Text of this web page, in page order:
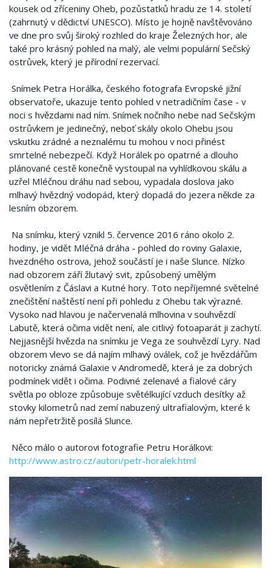
kousek od zříceniny Oheb, pozůstatků hradu ze 14. století
(zahrnutý v dědictví UNESCO). Místo je hojně navštěvováno
ve dne pro svůj široký rozhled do kraje Železných hor, ale
také pro krásný pohled na malý, ale velmi populární Sečský
ostrůvek, který je přírodní rezervací.
Snímek Petra Horálka, českého fotografa Evropské jižní
observatoře, ukazuje tento pohled v netradičním čase - v
noci s hvězdami nad ním. Snímek nočního nebe nad Sečským
ostrůvkem je jedinečný, neboť skály okolo Ohebu jsou
vskutku zrádné a neznalému tu mohou v noci přinést
smrtelné nebezpečí. Když Horálek po opatrné a dlouho
plánované cestě konečně vystoupal na vyhlídkovou skálu a
uzřel Mléčnou dráhu nad sebou, vypadala doslova jako
mlhavý hvězdný vodopád, který dopadá do jezera někde za
lesním obzorem.
Na snímku, který vznikl 5. července 2016 ráno okolo 2.
hodiny, je vidět Mléčná dráha - pohled do roviny Galaxie,
hvezdného ostrova, jehož součástí je i naše Slunce. Nízko
nad obzorem září žlutavý svit, způsobený umělým
osvětlením z Čáslavi a Kutné hory. Toto nepříjemné světelné
znečištění naštěstí není při pohledu z Ohebu tak výrazné.
Vysoko nad hlavou je načervenalá mlhovina v souhvězdí
Labutě, která očima vidět není, ale citlivý fotoaparát ji zachytí.
Nejjasnější hvězda na snímku je Vega ze souhvězdí Lyry. Nad
obzorem vlevo se dá najím mlhavý oválek, což je hvězdářům
notoricky známá Galaxie v Andromedě, která je za dobrých
podmínek vidět i očima. Podivné zelenavé a fialové cáry
světla po obloze způsobuje světélkující vzduch desítky až
stovky kilometrů nad zemí nabuzený ultrafialovým, které k
nám nepřetržitě posílá Slunce.
Něco málo o autorovi fotografie Petru Horálkovi:
http://www.astro.cz/autori/petr-horalek.html